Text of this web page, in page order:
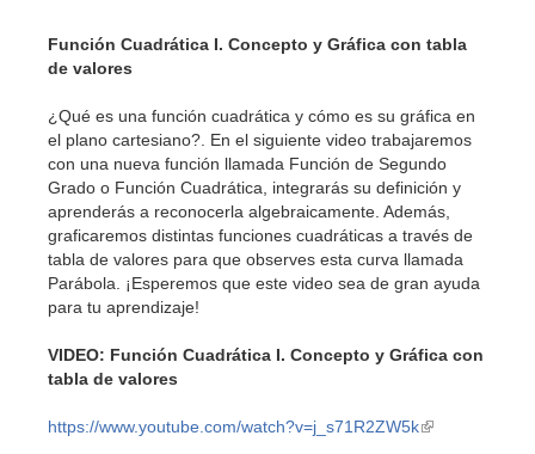
Función Cuadrática I. Concepto y Gráfica con tabla
de valores
¿Qué es una función cuadrática y cómo es su gráfica en
el plano cartesiano?. En el siguiente video trabajaremos
con una nueva función llamada Función de Segundo
Grado o Función Cuadrática, integrarás su definición y
aprenderás a reconocerla algebraicamente. Además,
graficaremos distintas funciones cuadráticas a través de
tabla de valores para que observes esta curva llamada
Parábola. ¡Esperemos que este video sea de gran ayuda
para tu aprendizaje!
VIDEO: Función Cuadrática I. Concepto y Gráfica con
tabla de valores
https://www.youtube.com/watch?v=j_s71R2ZW5k(link